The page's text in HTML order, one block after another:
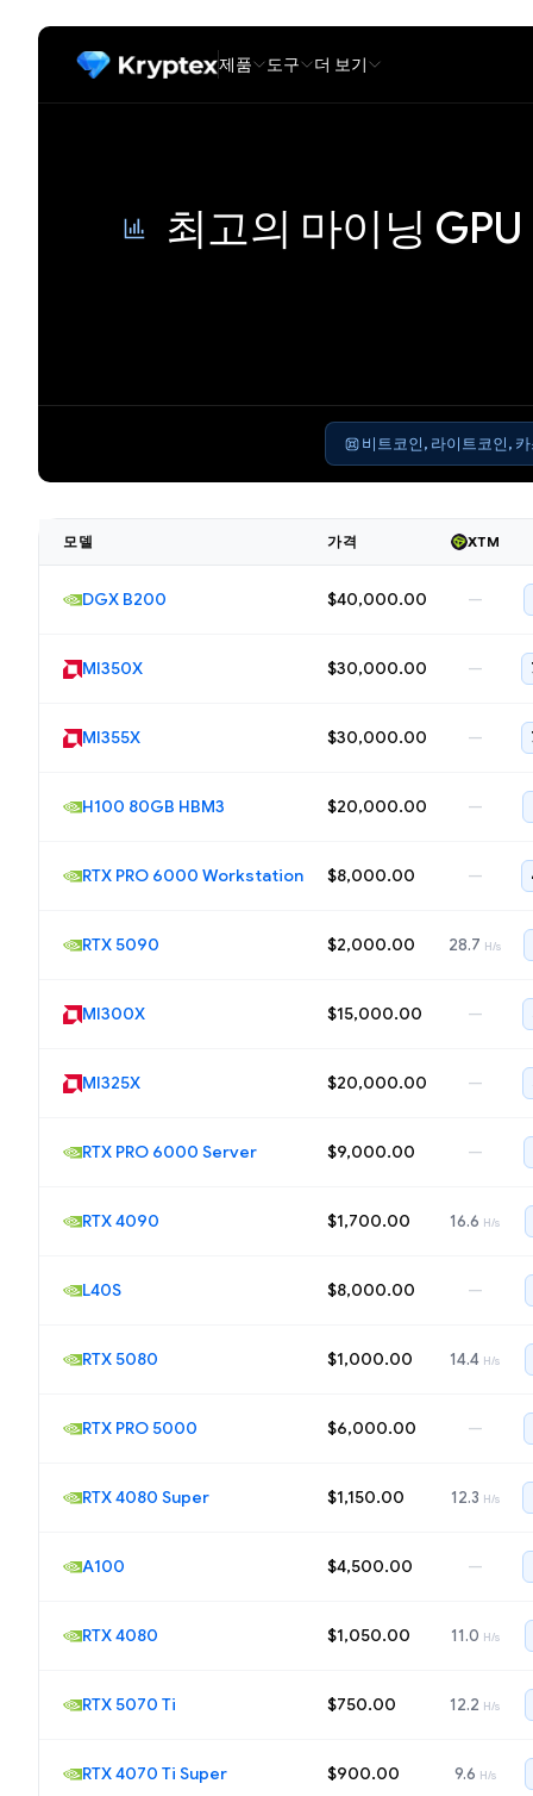
제품 도구 더 보기
최고의 마이닝 GPU
비트코인, 라이트코인,
모델 가격 XTM
DGX B200 $40,000.00 —
MI350X $30,000.00 —
MI355X $30,000.00 —
H100 80GB HBM3 $20,000.00 —
RTX PRO 6000 Workstation $8,000.00 —
RTX 5090 $2,000.00 28.7 H/s
MI300X $15,000.00 —
MI325X $20,000.00 —
RTX PRO 6000 Server $9,000.00 —
RTX 4090 $1,700.00 16.6 H/s
L40S $8,000.00 —
RTX 5080 $1,000.00 14.4 H/s
RTX PRO 5000 $6,000.00 —
RTX 4080 Super $1,150.00 12.3 H/s
A100 $4,500.00 —
RTX 4080 $1,050.00 11.0 H/s
RTX 5070 Ti $750.00 12.2 H/s
RTX 4070 Ti Super $900.00 9.6 H/s